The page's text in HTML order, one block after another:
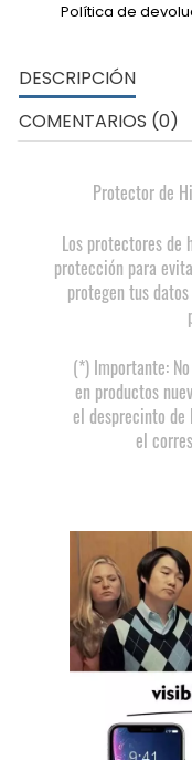
Política de
DESCRIPCIÓN
COMENTARIOS (0)
Protector de
Los protectores de
protección para
protegen tus
(*) Importante:
en productos
el desprecinto de
el